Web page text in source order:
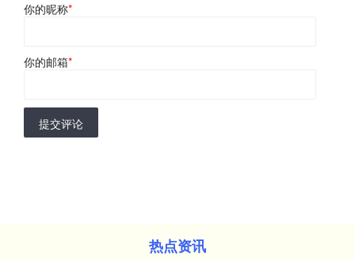
你的昵称*
你的邮箱*
提交评论
热点资讯